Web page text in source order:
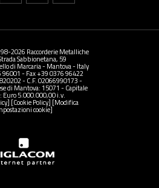
2026 Raccorderie Metalliche
Sabbionetana, 59
di Marcaria - Mantova - Italy
96001 - Fax +39 0376 96422
- C.F. 02066990173 -
di Mantova: 15071 - Capitale
Euro 5.000.000,00 i.v.
[Cookie Policy] [Modifica
cookie]